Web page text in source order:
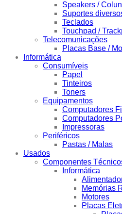
Speakers /
Suportes
Teclados
Touchpad /
Telecomunicações
Placas Base /
Informática
Consumíveis
Papel
Tinteiros
Toners
Equipamentos
Computadores
Computadores
Impressoras
Periféricos
Pastas / Malas
Usados
Componentes
Informática
Memórias
Motores
Placas